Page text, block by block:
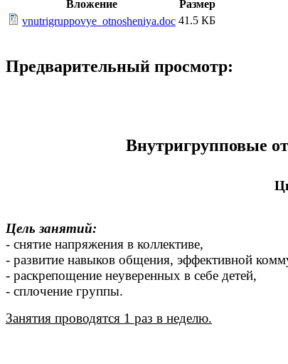
Вложение
Размер
vnutrigruppovye_otnosheniya.doc 41.5 КБ
Предварительный просмотр:
Внутригрупповые
Цель занятий:
- снятие напряжения в коллективе,
- развитие навыков общения, эффективной
- раскрепощение неуверенных в себе детей,
- сплочение группы.
Занятия проводятся 1 раз в неделю.